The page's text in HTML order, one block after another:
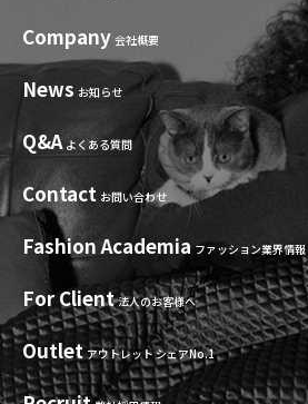
Company 会社概要
News お知らせ
Q&A よくある質問
Contact お問い合わせ
Fashion Academia ファッション業界情報
For Client 法人のお客様へ
Outlet アウトレット シェアNo.1